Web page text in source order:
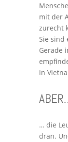
mit der
zurecht
Sie sind
Gerade
in
… die
dran.